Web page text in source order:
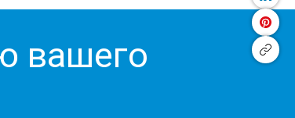
вашего